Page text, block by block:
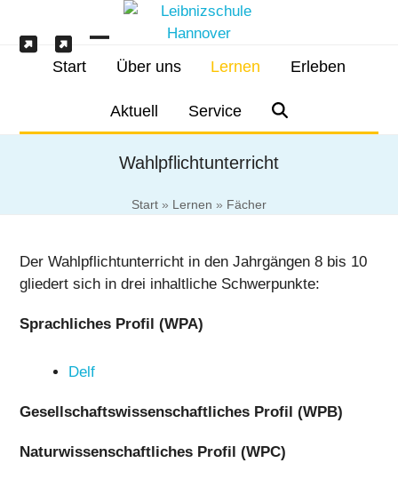
contentIServSchulessen
Open
menu
Close
menu
Start Über uns Lernen Erleben
Aktuell Service
Wahlpflichtunterricht
Start » Lernen » Fächer
Der Wahlpflichtunterricht in den Jahrgängen 8 bis 10
gliedert sich in drei inhaltliche Schwerpunkte:
Sprachliches Profil (WPA)
Delf
Gesellschaftswissenschaftliches Profil (WPB)
Naturwissenschaftliches Profil (WPC)